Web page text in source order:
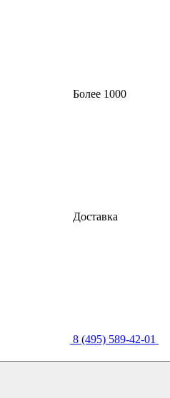
Более 1000
Доставка
8 (495) 589-42-01